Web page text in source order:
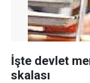
İşte devlet
skalası